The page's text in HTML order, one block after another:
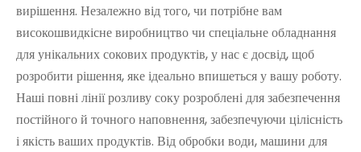
вирішення. Незалежно від того, чи потрібне вам
високошвидкісне виробництво чи спеціальне обладнання
для унікальних сокових продуктів, у нас є досвід, щоб
розробити рішення, яке ідеально впишеться у вашу роботу.
Наші повні лінії розливу соку розроблені для забезпечення
постійного й точного наповнення, забезпечуючи цілісність
і якість ваших продуктів. Від обробки води, машини для